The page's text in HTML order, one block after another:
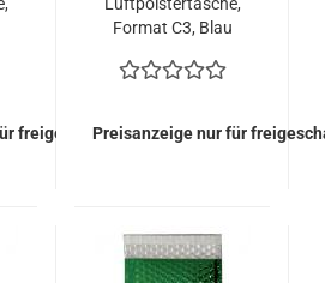
freigeschaltete Kunden
Format C3, Blau
(50 Stück = 109,50
Preisanzeige nur für